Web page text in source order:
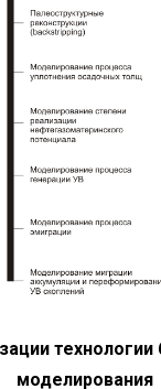
технологии
моделирования